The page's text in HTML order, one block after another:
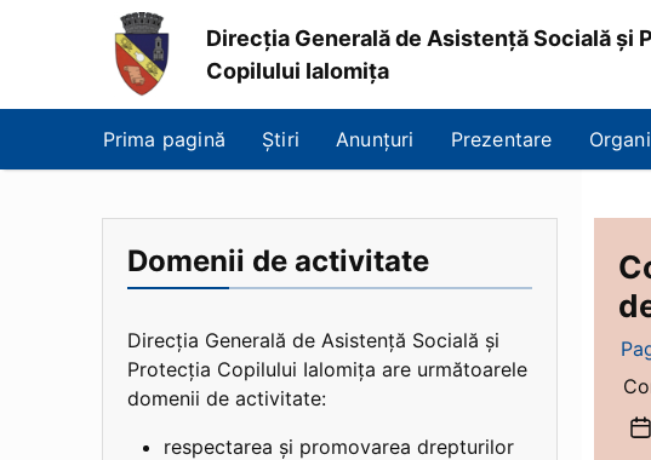
Direcția
Generală
Protecția
Copilului
Direcția Generală de Asistență Socială și
Copilului Ialomița
Prima pagină Știri Anunțuri Prezentare
Domenii de activitate
Direcția Generală de Asistență Socială și
Protecția Copilului Ialomița are următoarele
domenii de activitate:
respectarea și promovarea drepturilor